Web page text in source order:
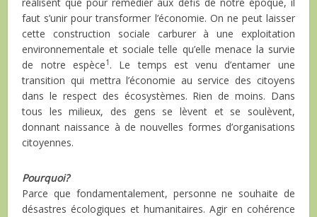
faut s’unir pour transformer l’économie. On ne peut laisser
cette construction sociale carburer à une exploitation
environnementale et sociale telle qu’elle menace la survie
de notre espèce1 . Le temps est venu d’entamer une
transition qui mettra l’économie au service des citoyens
dans le respect des écosystèmes. Rien de moins. Dans
tous les milieux, des gens se lèvent et se soulèvent,
donnant naissance à de nouvelles formes d’organisations
citoyennes.
Pourquoi?
Parce que fondamentalement, personne ne souhaite de
désastres écologiques et humanitaires. Agir en cohérence